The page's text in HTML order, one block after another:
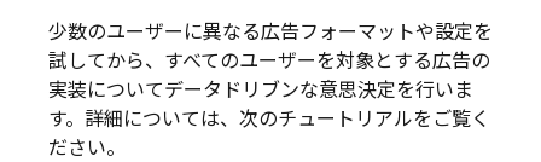
少数のユーザーに異なる広告フォーマットや設定を
試してから、すべてのユーザーを対象とする広告の
実装についてデータドリブンな意思決定を行いま
す。詳細については、次のチュートリアルをご覧く
ださい。